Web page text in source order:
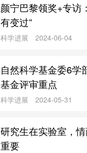
科学进展
科学进展 2024-
颜宁巴黎领奖+专访
有变过”
自然科学基金委6学
基金评审重点
研究生在实验室，
重要